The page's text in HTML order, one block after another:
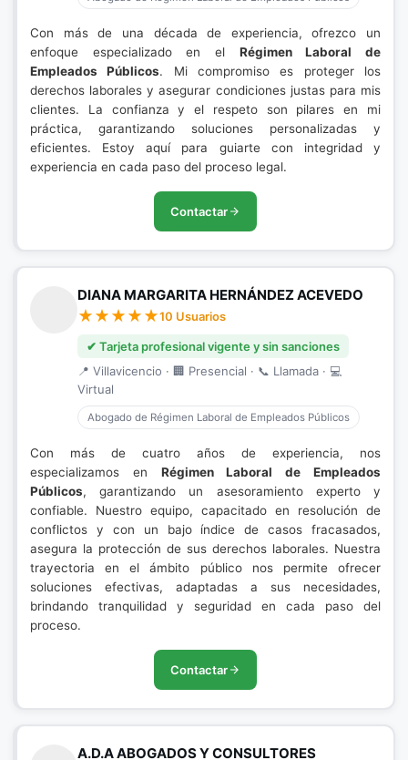
Con más de una década de experiencia, ofrezco un
enfoque especializado en el Régimen Laboral de
Empleados Públicos. Mi compromiso es proteger los
derechos laborales y asegurar condiciones justas para mis
clientes. La confianza y el respeto son pilares en mi
práctica, garantizando soluciones personalizadas y
eficientes. Estoy aquí para guiarte con integridad y
experiencia en cada paso del proceso legal.
Contactar
DIANA MARGARITA HERNÁNDEZ ACEVEDO
10 Usuarios
✔ Tarjeta profesional vigente y sin sanciones
📍 Villavicencio · 🏢 Presencial · 📞 Llamada · 💻
Virtual
Abogado de Régimen Laboral de Empleados Públicos
Con más de cuatro años de experiencia, nos
especializamos en Régimen Laboral de Empleados
Públicos, garantizando un asesoramiento experto y
confiable. Nuestro equipo, capacitado en resolución de
conflictos y con un bajo índice de casos fracasados,
asegura la protección de sus derechos laborales. Nuestra
trayectoria en el ámbito público nos permite ofrecer
soluciones efectivas, adaptadas a sus necesidades,
brindando tranquilidad y seguridad en cada paso del
proceso.
Contactar
A.D.A ABOGADOS Y CONSULTORES